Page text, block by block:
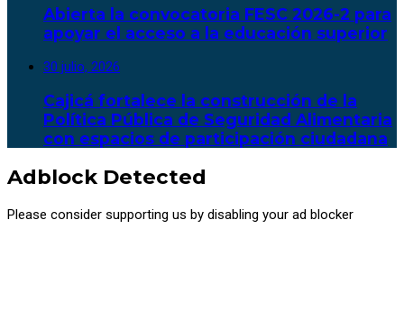
Abierta la convocatoria FESC 2026-2 para
apoyar el acceso a la educación superior
30 julio, 2026
Cajicá fortalece la construcción de la
Política Pública de Seguridad Alimentaria
con espacios de participación ciudadana
Adblock Detected
Please consider supporting us by disabling your ad blocker